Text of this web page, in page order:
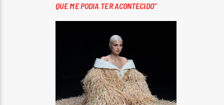
QUE ME PODIA TER ACONTECIDO”